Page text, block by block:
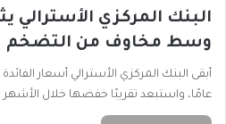
البنك المركزي الأسترالي
وسط مخاوف من التضخم
عامًا، واستبعد تقريبًا خفضها خلال الأشهر